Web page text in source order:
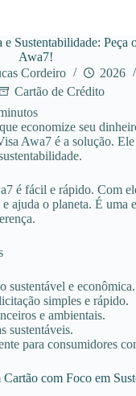
Sustentabilidade: Peça
Awa7!
Cordeiro
2026
Cartão de Crédito
economize seu
Awa7 é a solução.
é fácil e rápido. Com
ajuda o planeta. É uma
sustentável e econômica.
simples e rápido.
e ambientais.
sustentáveis.
para consumidores
com Foco em